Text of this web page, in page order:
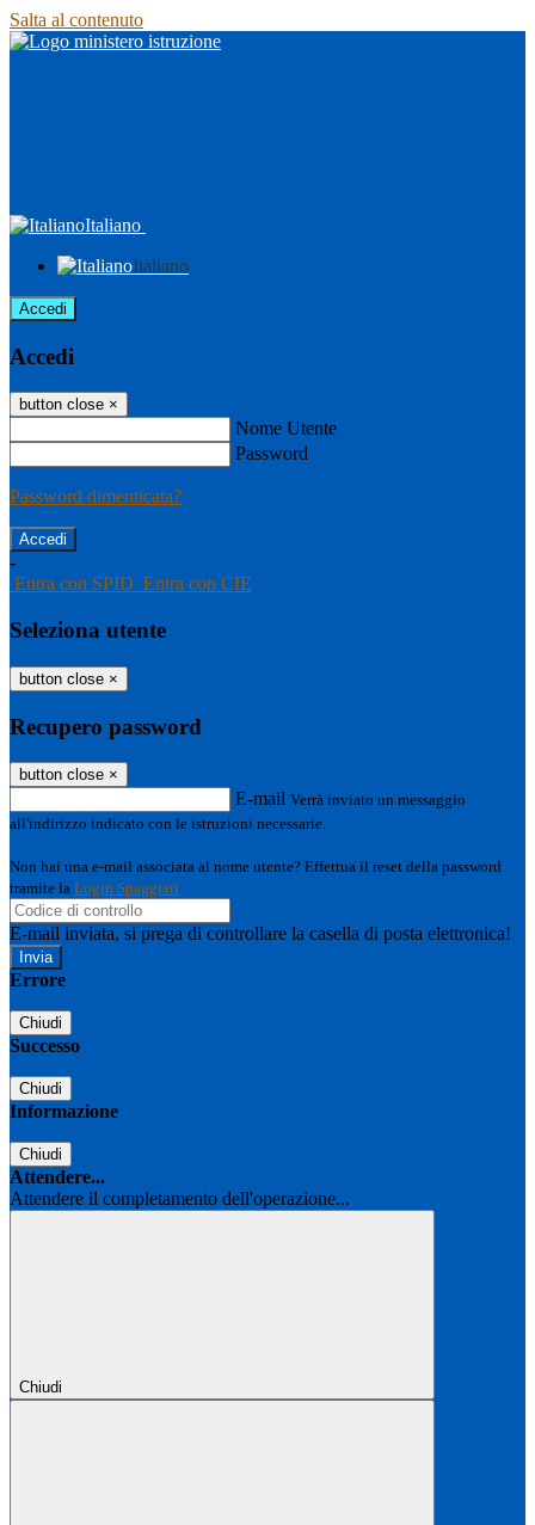
Salta al contenuto
Italiano
Italiano
Accedi
Accedi
button close ×
Nome Utente
Password
Password dimenticata?
-
Entra con SPID Entra con CIE
Seleziona utente
button close ×
Recupero password
button close ×
E-mail Verrà inviato un messaggio
all'indirizzo indicato con le istruzioni necessarie.
Non hai una e-mail associata al nome utente? Effettua il reset della password
tramite la Login Spaggiari
E-mail inviata, si prega di controllare la casella di posta elettronica!
Errore
Chiudi
Successo
Chiudi
Informazione
Chiudi
Attendere...
Attendere il completamento dell'operazione...
Chiudi